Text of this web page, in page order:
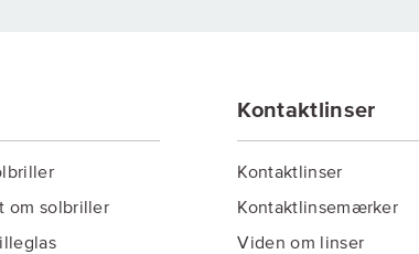
om solbriller
Kontaktlinser
Kontaktlinser
Kontaktlinsemærker
Viden om linser